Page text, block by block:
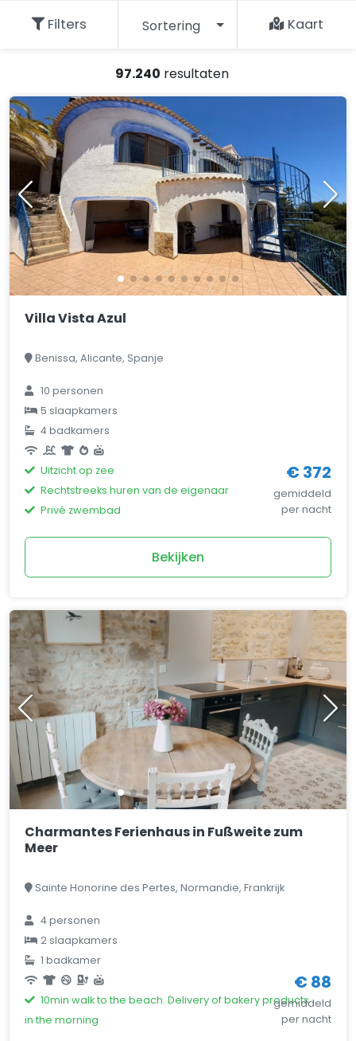
97.240 resultaten
Filters Sortering Kaart
Villa Vista Azul
Benissa, Alicante, Spanje
10 personen
5 slaapkamers
4 badkamers
Uitzicht op zee
Rechtstreeks huren van de eigenaar
Privé zwembad
€ 372
gemiddeld
per nacht
Bekijken
Charmantes Ferienhaus in Fußweite zum
Meer
Sainte Honorine des Pertes, Normandie, Frankrijk
4 personen
2 slaapkamers
1 badkamer
10min walk to the beach. Delivery of bakery products
in the morning
€ 88
gemiddeld
per nacht